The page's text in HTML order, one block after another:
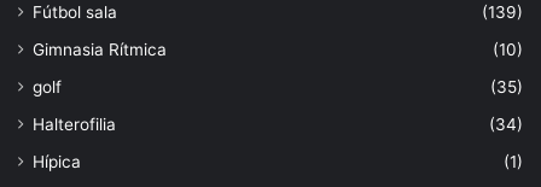
Fútbol sala
(139)
Gimnasia Rítmica
(10)
golf
(35)
Halterofilia
(34)
Hípica
(1)